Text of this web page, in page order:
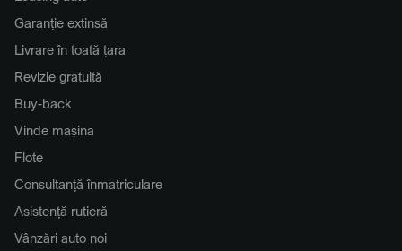
Garanție extinsă
Livrare în toată țara
Revizie gratuită
Buy-back
Vinde mașina
Flote
Consultanță înmatriculare
Asistență rutieră
Vânzări auto noi